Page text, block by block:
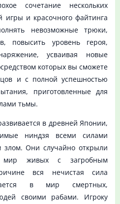
сочетание нескольких
игры и красочного файтинга
невозможные трюки,
повысить уровень героя,
усваивая новые
которых вы сможете
и с полной успешностью
приготовленные для
тьмы.
в древней Японии,
ниндзя всеми силами
Они случайно открыли
мир живых с загробным
вся нечистая сила
в мир смертных,
своими рабами. Игроку